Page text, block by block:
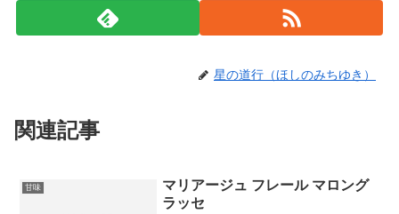
星の道行（ほしのみちゆき）
関連記事
甘味
マリアージュ フレール マロング
ラッセ